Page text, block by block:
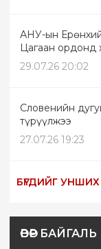
АНУ-ын
Цагаан ордонд
29.07.26 20:02
Словенийн
түрүүлжээ
27.07.26 19:23
БҮГДИЙГ УНШИХ
ӨВӨР БАЙГАЛЬ